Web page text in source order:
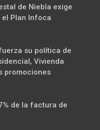
de Niebla exige
Plan Infoca
su política de
Vivienda
promociones
de la factura de